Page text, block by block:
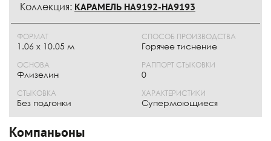
Коллекция: КАРАМЕЛЬ НА9192-НА9193
ФОРМАТ
1.06 x 10.05 м
ОСНОВА
Флизелин
СПОСОБ ПРОИЗВОДСТВА
Горячее тиснение
РАППОРТ СТЫКОВКИ
0
СТЫКОВКА
Без подгонки
ХАРАКТЕРИСТИКИ
Супермоющиеся
Компаньоны